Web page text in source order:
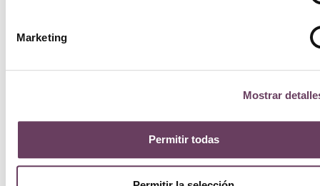
Marketing
Mostrar
Permitir todas